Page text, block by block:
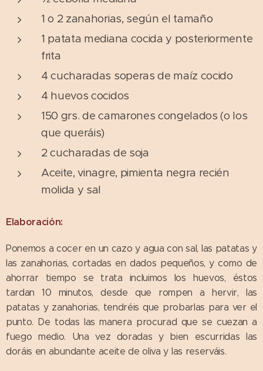
1 o 2 zanahorias, según el tamaño
1 patata mediana cocida y posteriormente
frita
4 cucharadas soperas de maíz cocido
4 huevos cocidos
150 grs. de camarones congelados (o los
que queráis)
2 cucharadas de soja
Aceite, vinagre, pimienta negra recién
molida y sal
Elaboración:
Ponemos a cocer en un cazo y agua con sal, las patatas y
las zanahorias, cortadas en dados pequeños, y como de
ahorrar tiempo se trata incluimos los huevos, éstos
tardan 10 minutos, desde que rompen a hervir, las
patatas y zanahorias, tendréis que probarlas para ver el
punto. De todas las manera procurad que se cuezan a
fuego medio. Una vez doradas y bien escurridas las
doráis en abundante aceite de oliva y las reserváis.